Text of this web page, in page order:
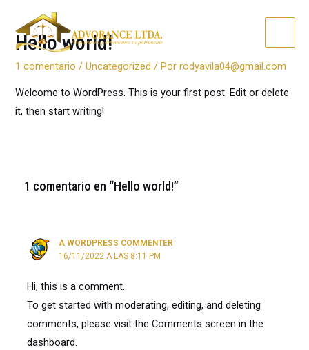
contenido
Hello world!
1 comentario /Uncategorized / Porrodyavila04@gmail.com
Welcome to WordPress. This is your first post. Edit or delete
it, then start writing!
1 comentario en “Hello world!”
A WORDPRESS COMMENTER
16/11/2022 A LAS 8:11 PM
Hi, this is a comment.
To get started with moderating, editing, and deleting
comments, please visit the Comments screen in the
dashboard.